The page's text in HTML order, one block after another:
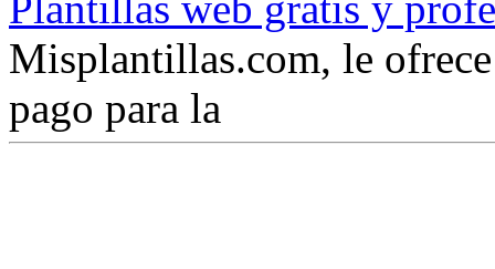
Misplantillas.com, le
pago para la